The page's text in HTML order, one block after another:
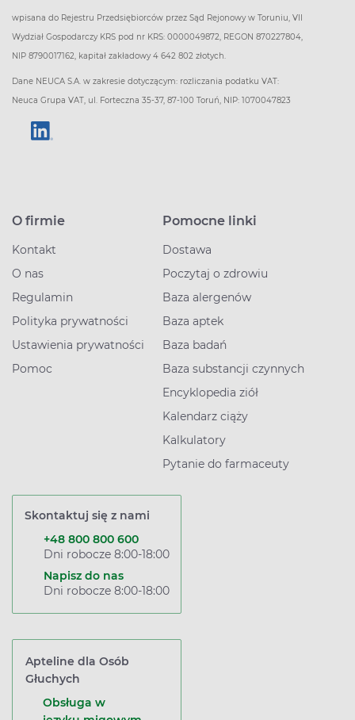
wpisana do Rejestru Przedsiębiorców przez Sąd Rejonowy w Toruniu, VII
Wydział Gospodarczy KRS pod nr KRS: 0000049872, REGON 870227804,
NIP 8790017162, kapitał zakładowy 4 642 802 złotych.
Dane NEUCA S.A. w zakresie dotyczącym: rozliczania podatku VAT:
Neuca Grupa VAT, ul. Forteczna 35-37, 87-100 Toruń, NIP: 1070047823
O firmie
Kontakt
O nas
Regulamin
Polityka prywatności
Ustawienia prywatności
Pomoc
Pomocne linki
Dostawa
Poczytaj o zdrowiu
Baza alergenów
Baza aptek
Baza badań
Baza substancji czynnych
Encyklopedia ziół
Kalendarz ciąży
Kalkulatory
Pytanie do farmaceuty
Skontaktuj się z nami
+48 800 800 600
Dni robocze 8:00-18:00
Napisz do nas
Dni robocze 8:00-18:00
Apteline dla Osób
Głuchych
Obsługa w